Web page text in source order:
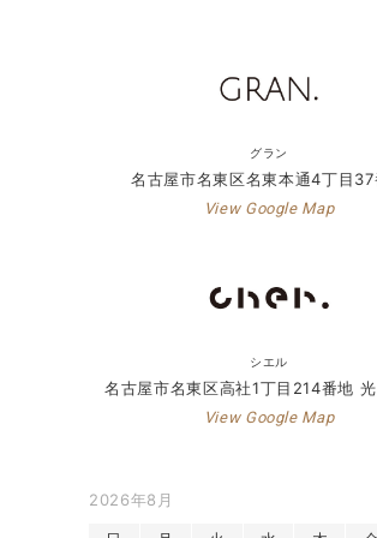
グラン
名古屋市名東区名東本通4丁目37
View Google Map
シエル
名古屋市名東区高社1丁目214番地
View Google Map
2026年8月